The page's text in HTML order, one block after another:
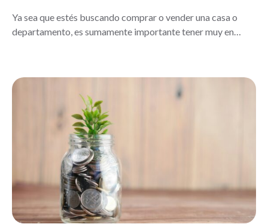
Ya sea que estés buscando comprar o vender una casa o
departamento, es sumamente importante tener muy en…